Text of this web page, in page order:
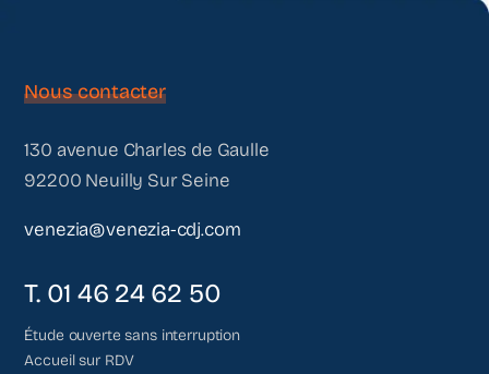
Nous contacter
130 avenue Charles de Gaulle
92200 Neuilly Sur Seine
venezia@venezia-cdj.com
T. 01 46 24 62 50
Étude ouverte sans interruption
Accueil sur RDV